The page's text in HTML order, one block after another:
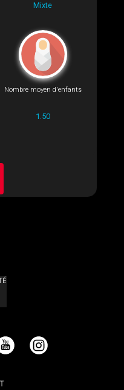
Mixte
Nombre moyen d'enfants
1.50
Instagram